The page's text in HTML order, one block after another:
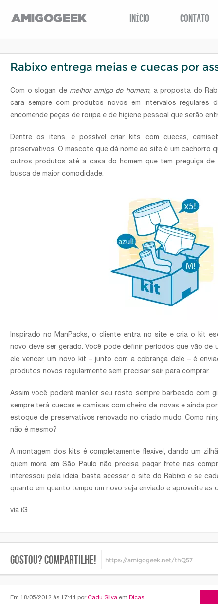
INÍCIO CONTATO
Rabixo entrega meias e cuecas por
Com o slogan de melhor amigo do homem, a proposta do
cara sempre com produtos novos em intervalos regulares
encomende peças de roupa e de higiene pessoal que serão
Dentre os itens, é possível criar kits com cuecas,
preservativos. O mascote que dá nome ao site é um cachorro
outros produtos até a casa do homem que tem preguiça de
busca de maior comodidade.
Inspirado no ManPacks, o cliente entra no site e cria o kit
novo deve ser gerado. Você pode definir períodos que vão de
ele vencer, um novo kit – junto com a cobrança dele – é
produtos novos regularmente sem precisar sair para comprar.
Assim você poderá manter seu rosto sempre barbeado com
sempre terá cuecas e camisas com cheiro de novas e ainda
estoque de preservativos renovado no criado mudo. Como
não é mesmo?
A montagem dos kits é completamente flexível, dando um
quem mora em São Paulo não precisa pagar frete nas
interessou pela ideia, basta acessar o site do Rabixo e se
quanto em quanto tempo um novo seja enviado e aproveite as
via iG
Gostou? Compartilhe!
Em 18/05/2012 às 17:44 por Cadu Silva em Dicas